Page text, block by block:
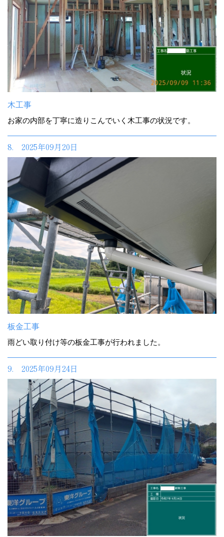
木工事
お家の内部を丁寧に造りこんでいく木工事の状況です。
8. 2025年09月20日
板金工事
雨どい取り付け等の板金工事が行われました。
9. 2025年09月24日